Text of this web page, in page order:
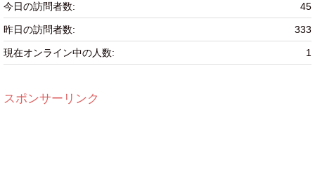
45
今日の訪問者数:
333
昨日の訪問者数:
1
現在オンライン中の人数:
スポンサーリンク